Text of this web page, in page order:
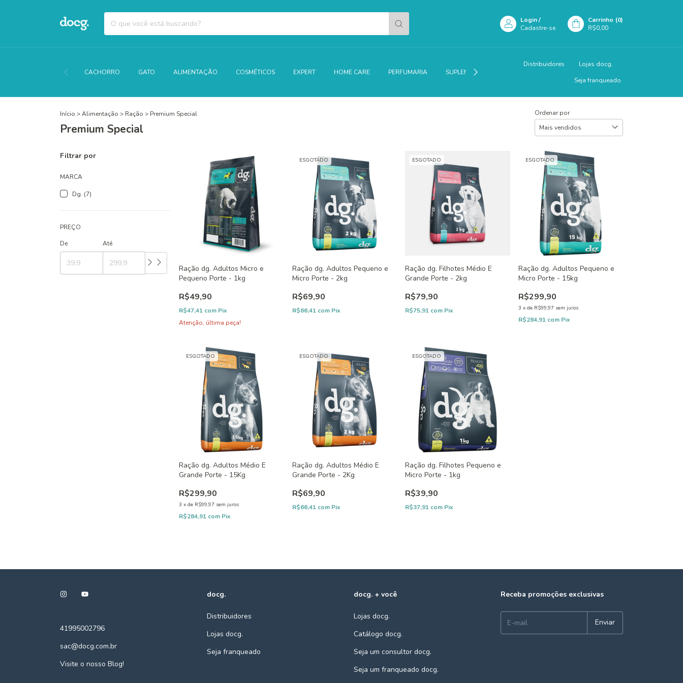
Login/
Cadastre-se
Carrinho (0)
R$0,00
CACHORRO GATO ALIMENTAÇÃO COSMÉTICOS EXPERT HOME CARE PERFUMARIA SUPLEMENTAÇÃO
Distribuidores
Lojas docg.
Seja franqueado
Início >Alimentação > Ração > Premium Special
Premium Special
Ordenar por
Filtrar por
MARCA
Dg. (7)
PREÇO
De
Até
Ração dg. Adultos Micro e
Pequeno Porte - 1kg
R$49,90
R$47,41 com Pix
Atenção, última peça!
ESGOTADO
Ração dg. Adultos Pequeno e
Micro Porte - 2kg
R$69,90
R$66,41 com Pix
ESGOTADO
Ração dg. Filhotes Médio E
Grande Porte - 2kg
R$79,90
R$75,91 com Pix
ESGOTADO
Ração dg. Adultos Pequeno e
Micro Porte - 15kg
R$299,90
3 x de R$99,97 sem juros
R$284,91 com Pix
ESGOTADO
Ração dg. Adultos Médio E
Grande Porte - 15Kg
R$299,90
3 xde R$99,97 sem juros
R$284,91 com Pix
ESGOTADO
Ração dg. Adultos Médio E
Grande Porte - 2Kg
R$69,90
R$66,41 com Pix
ESGOTADO
Ração dg. Filhotes Pequeno e
Micro Porte - 1kg
R$39,90
R$37,91 com Pix
41995002796
sac@docg.com.br
Visite o nosso Blog!
docg.
Distribuidores
Lojas docg.
Seja franqueado
docg. + você
Lojas docg.
Catálogo docg.
Seja um consultor docg.
Seja um franqueado docg.
Receba promoções exclusivas